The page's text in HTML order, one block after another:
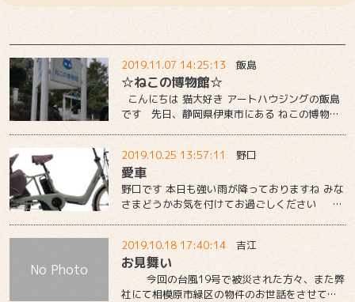
2019.11.07 14:25:13 飯島
☆ねこの博物館☆
こんにちは 猫大好き アートハウジングの飯島
です 先日、静岡県伊東市にある ねこの博物館
ット大人1,300円ですが割引券を使えば100円安
い1,200円で入れます 割引券はホームページか
ら入手できますよ 受付でチケットを買い早速
中へ入ろうとすると入口には 猫さんがお出迎え
2019.10.25 13:57:11 野口
愛車
野口です 本日も強い雨が降っておりますね みな
さまどうかお気を付けてお過ごしください 本
購入した私の愛車 それがこちら・・・
じゃーん 電動自転車です （画像はネットから
の引用です・・・） パナソニックのギュット
アニーズＤＸというシリーズです 機能もさるこ
No Photo
2019.10.18 17:40:14 吉江
お見舞い
今回の台風19号で被災された方々、また弊
社にて相模原市緑区の物件のお世話をさせて頂